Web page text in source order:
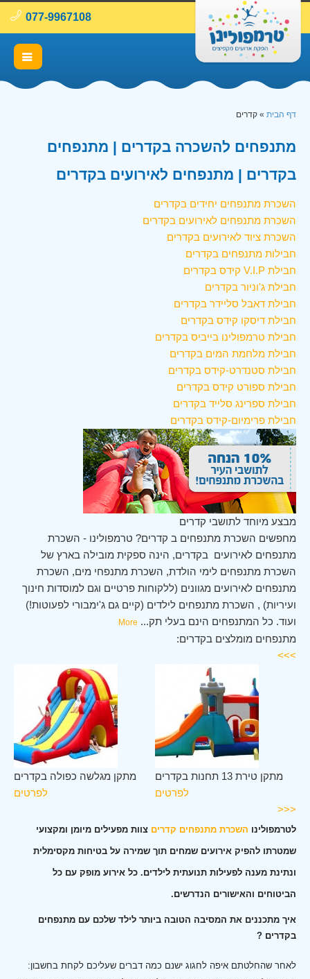
077-9967108
דף הבית » קדרים
מתנפחים להשכרה בקדרים | מתנפחים
בקדרים | מתנפחים לאירועים בקדרים
השכרת מתנפחים יחידים בקדרים
השכרת מתנפחים לאירועים בקדרים
השכרת ציוד לאירועים בקדרים
חבילות מתנפחים בקדרים
חבילת V.I.P קידס בקדרים
חבילת ג'וניור בקדרים
חבילת דאבל סליידר בקדרים
חבילת דיסקו קידס בקדרים
חבילת טרמפולינו בייביס בקדרים
חבילת מלחמת המים בקדרים
חבילת סטנדרט-קידס בקדרים
חבילת ספורט קידס בקדרים
חבילת ספרינג סלייד בקדרים
חבילת פרימיום-קידס בקדרים
מבצע מיוחד לתושבי קדרים
מחפשים השכרת מתנפחים ב קדרים? טרמפולינו - השכרת
מתנפחים לאירועים בקדרים, הינה ספקית מובילה בארץ של
השכרת מתנפחים לימי הולדת, השכרת מתנפחי מים, השכרת
מתנפחים לאירועים מגוונים (ללקוחות פרטיים וגם למוסדות חינוך
ועיריות) , השכרת מתנפחים לילדים (קיים גם ג'ימבורי לפעוטות!)
ועוד. כל המתנפחים הינם בעלי תק...
More
מתנפחים מומלצים בקדרים:
>>>
מתקן מגלשה כפולה בקדרים
לפרטים
מתקן טירת 13 תחנות בקדרים
לפרטים
<<<
לטרמפולינו השכרת מתנפחים קדרים צוות מפעילים מיומן ומקצועי
שמטרתו להפיק אירועים שמחים תוך שמירה על בטיחות מקסימלית
ונתינת מענה לפעילות תנועתית לילדים. כל אירוע מופק עם כל
הביטוחים והאישורים הנדרשים.
איך מתכננים את המסיבה הטובה ביותר לילד שלכם עם מתנפחים
בקדרים ?
לאחר שהחלטתם איפה לחגוג ישנם כמה דברים שעליכם לקחת בחשבון: